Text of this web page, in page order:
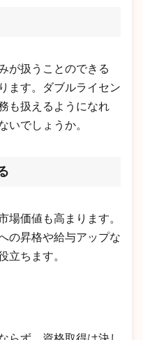
が扱うことのできる
ます。ダブルライセン
も扱えるようになれ
いでしょうか。
場価値も高まります。
の昇格や給与アップな
立ちます。